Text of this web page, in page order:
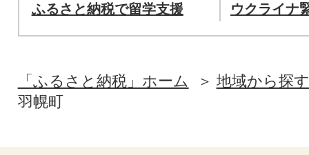
ふるさと納税で留学支援 ウクライナ
「ふるさと納税」ホーム
地域から探す
羽幌町